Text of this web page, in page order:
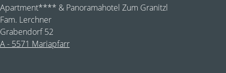
Apartment**** & Panoramahotel Zum Granitzl
Fam. Lerchner
Grabendorf 52
A - 5571 Mariapfarr